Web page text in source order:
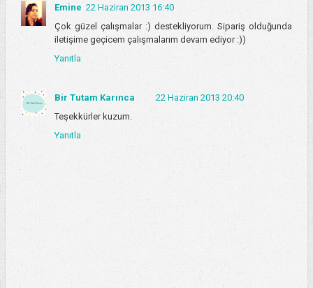
Emine 22 Haziran 2013 16:40
Çok güzel çalışmalar :) destekliyorum. Sipariş olduğunda
iletişime geçicem çalışmalarım devam ediyor :))
Yanıtla
Bir Tutam Karınca
22 Haziran 2013 20:40
Teşekkürler kuzum.
Yanıtla